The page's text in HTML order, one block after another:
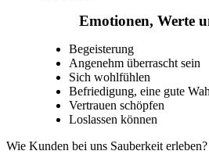
Emotionen, Werte
Begeisterung
Angenehm überrascht sein
Sich wohlfühlen
Befriedigung, eine gute
Vertrauen schöpfen
Loslassen können
Wie Kunden bei uns Sauberkeit erleben?